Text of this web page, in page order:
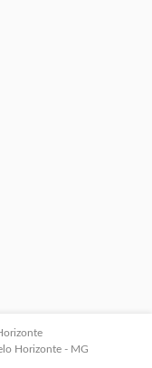
Horizonte - MG